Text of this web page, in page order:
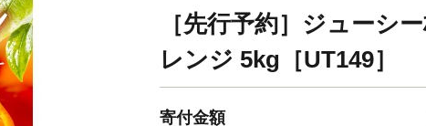
［先行予約］ジューシ
レンジ 5kg［UT149］
寄付金額